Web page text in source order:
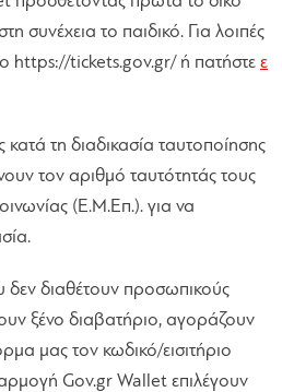
συνέχεια το παιδικό. Για λοιπές
https://tickets.gov.gr/ ή πατήστε ε
τη διαδικασία ταυτοποίησης
τον αριθμό ταυτότητάς τους
(Ε.Μ.Επ.). για να
δεν διαθέτουν προσωπικούς
ξένο διαβατήριο, αγοράζουν
μας τον κωδικό/εισιτήριο
Gov.gr Wallet επιλέγουν